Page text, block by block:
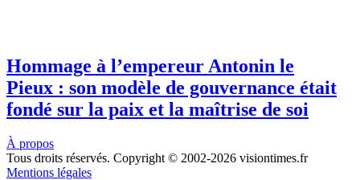
Hommage à l’empereur Antonin le
Pieux : son modèle de gouvernance était
fondé sur la paix et la maîtrise de soi
À propos
Tous droits réservés. Copyright © 2002-2026 visiontimes.fr
Mentions légales